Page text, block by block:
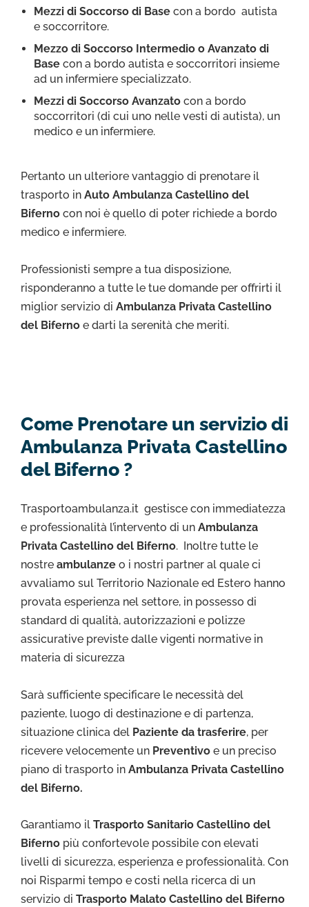
Mezzi di Soccorso di Basecon a bordo autista
e soccorritore.
Mezzo di Soccorso Intermedio o Avanzato di
Basecon a bordo autista e soccorritori insieme
ad un infermiere specializzato.
Mezzi di Soccorso Avanzatocon a bordo
soccorritori (di cui uno nelle vesti di autista), un
medico e un infermiere.
Pertanto un ulteriore vantaggio di prenotare il
trasporto in Auto Ambulanza Castellino del
Biferno con noi è quello di poter richiede a bordo
medico e infermiere.
Professionisti sempre a tua disposizione,
risponderanno a tutte le tue domande per offrirti il
miglior servizio di Ambulanza Privata Castellino
del Biferno e darti la serenità che meriti.
Come Prenotare un servizio di
Ambulanza Privata Castellino
del Biferno ?
Trasportoambulanza.it gestisce con immediatezza
e professionalità l’intervento di un Ambulanza
Privata Castellino del Biferno. Inoltre tutte le
nostre ambulanze o i nostri partner al quale ci
avvaliamo sul Territorio Nazionale ed Estero hanno
provata esperienza nel settore, in possesso di
standard di qualità, autorizzazioni e polizze
assicurative previste dalle vigenti normative in
materia di sicurezza
Sarà sufficiente specificare le necessità del
paziente, luogo di destinazione e di partenza,
situazione clinica del Paziente da trasferire, per
ricevere velocemente un Preventivo e un preciso
piano di trasporto in Ambulanza Privata Castellino
del Biferno.
Garantiamo il Trasporto Sanitario Castellino del
Biferno più confortevole possibile con elevati
livelli di sicurezza, esperienza e professionalità. Con
noi Risparmi tempo e costi nella ricerca di un
servizio di Trasporto Malato Castellino del Biferno